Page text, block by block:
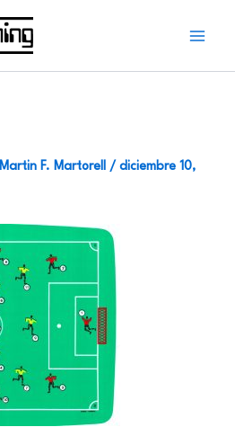
Martin F. Martorell / diciembre 10,